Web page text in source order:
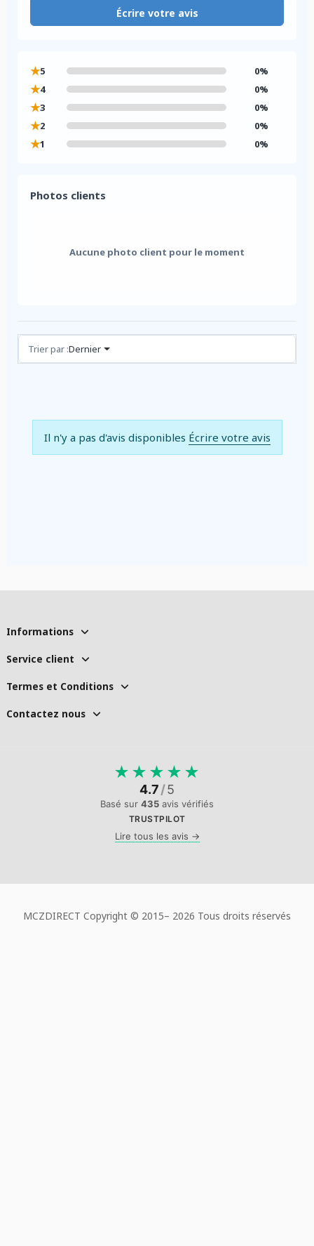
Écrire votre avis
★5 0%
★4 0%
★3 0%
★2 0%
★1 0%
Photos clients
Aucune photo client pour le moment
Avis (0)
Trier par :Dernier
Il n'y a pas d'avis disponibles Écrire votre avis
Informations
Service client
Termes et Conditions
Contactez nous
★ ★ ★ ★ ★
4.7/5
Basé sur 435 avis vérifiés
TRUSTPILOT
Lire tous les avis →
MCZDIRECT Copyright © 2015– 2026 Tous droits réservés